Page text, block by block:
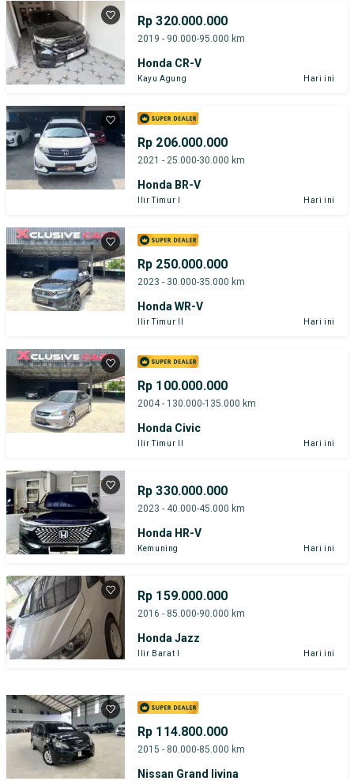
Rp 320.000.000
2019 - 90.000-95.000 km
Honda CR-V
Kayu Agung Hari ini
Rp 206.000.000
2021 - 25.000-30.000 km
Honda BR-V
Ilir Timur I Hari ini
Rp 250.000.000
2023 - 30.000-35.000 km
Honda WR-V
Ilir Timur II Hari ini
Rp 100.000.000
2004 - 130.000-135.000 km
Honda Civic
Ilir Timur II Hari ini
Rp 330.000.000
2023 - 40.000-45.000 km
Honda HR-V
Kemuning Hari ini
Rp 159.000.000
2016 - 85.000-90.000 km
Honda Jazz
Ilir Barat I Hari ini
Rp 114.800.000
2015 - 80.000-85.000 km
Nissan Grand livina